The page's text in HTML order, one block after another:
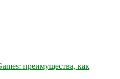
преимущества, как